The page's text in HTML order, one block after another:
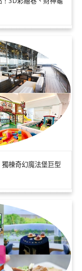
棟奇幻魔法堡巨型